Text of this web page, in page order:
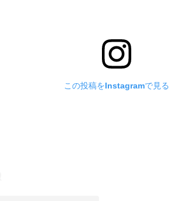
この投稿をInstagramで見る